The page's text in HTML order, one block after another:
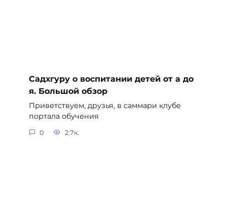
Садхгуру о воспитании детей от а до
я. Большой обзор
Приветствуем, друзья, в саммари клубе
портала обучения
0 2.7к.